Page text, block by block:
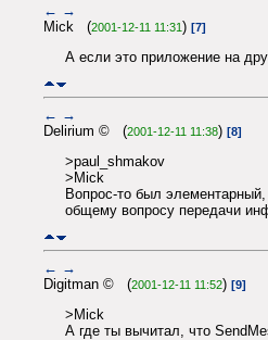
← →
Mick (2001-12-11 11:31) [7]
А если это приложение на
← →
Delirium © (2001-12-11 11:38) [8]
>paul_shmakov
>Mick
Вопрос-то был
общему вопросу передачи
← →
Digitman © (2001-12-11 11:52) [9]
>Mick
А где ты вычитал, что